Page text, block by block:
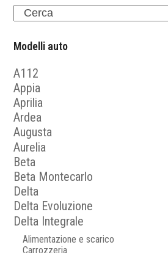
Search
Modelli auto
A112
Appia
Aprilia
Ardea
Augusta
Aurelia
Beta
Beta Montecarlo
Delta
Delta Evoluzione
Delta Integrale
Alimentazione e scarico
Carrozzeria